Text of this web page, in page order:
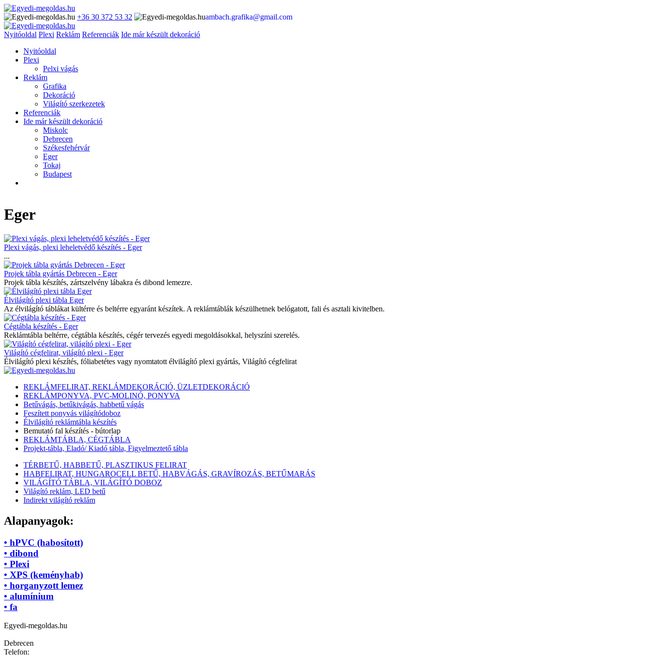
+36 30 372 53 32 ambach.grafika@gmail.com
Nyitóoldal Plexi Reklám Referenciák Ide már készült dekoráció
Nyitóoldal
Plexi
Pelxi vágás
Reklám
Grafika
Dekoráció
Világító szerkezetek
Referenciák
Ide már készült dekoráció
Miskolc
Debrecen
Székesfehérvár
Eger
Tokaj
Budapest
Eger
Plexi vágás, plexi leheletvédő készítés - Eger
...
Projek tábla gyártás Debrecen - Eger
Projek tábla készítés, zártszelvény lábakra és dibond lemezre.
Élvilágító plexi tábla Eger
Az élvilágító táblákat kültérre és beltérre egyaránt készítek. A reklámtáblák készülhetnek belógatott, fali és asztali kivitelben.
Cégtábla készítés - Eger
Reklámtábla beltérre, cégtábla készítés, cégér tervezés egyedi megoldásokkal, helyszíni szerelés.
Világító cégfelirat, világító plexi - Eger
Élvilágító plexi készítés, fóliabetétes vagy nyomtatott élvilágító plexi gyártás, Világító cégfelirat
REKLÁMFELIRAT, REKLÁMDEKORÁCIÓ, ÜZLETDEKORÁCIÓ
REKLÁMPONYVA, PVC-MOLINÓ, PONYVA
Betűvágás, betűkivágás, habbetű vágás
Feszített ponyvás világítódoboz
Élvilágító reklámtábla készítés
Bemutató fal készítés - bútorlap
REKLÁMTÁBLA, CÉGTÁBLA
Projekt-tábla, Eladó/ Kiadó tábla, Figyelmeztető tábla
TÉRBETŰ, HABBETŰ, PLASZTIKUS FELIRAT
HABFELIRAT, HUNGAROCELL BETŰ, HABVÁGÁS, GRAVÍROZÁS, BETŰMARÁS
VILÁGÍTÓ TÁBLA, VILÁGÍTÓ DOBOZ
Világító reklám, LED betű
Indirekt világító reklám
Alapanyagok:
• hPVC (habosított)
• dibond
• Plexi
• XPS (keményhab)
• horganyzott lemez
• alumínium
• fa
Egyedi-megoldas.hu
Debrecen
Telefon: